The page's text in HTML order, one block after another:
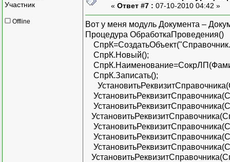
Участник
Offline
« Ответ #7 : 07-10-2010 04:42 »
Вот у меня модуль Документа –
Процедура ОбработкаПроведения()
СпрК.Новый();
СпрК.Записать();